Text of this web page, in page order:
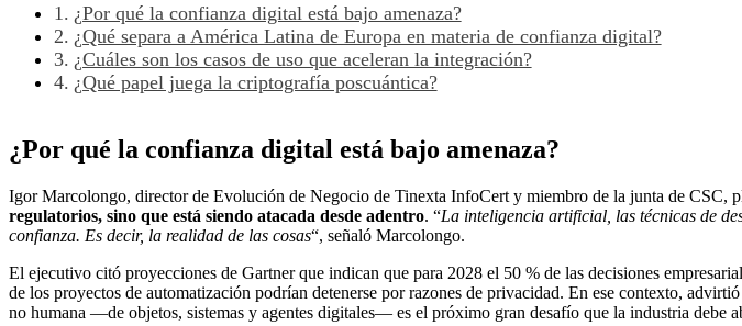
¿Por qué la confianza digital está bajo amenaza?
¿Qué separa a América Latina de Europa en materia de confianza digital?
¿Cuáles son los casos de uso que aceleran la integración?
¿Qué papel juega la criptografía poscuántica?
¿Por qué la confianza digital está bajo amenaza?
Igor Marcolongo, director de Evolución de Negocio de Tinexta InfoCert y miembro de la junta de CSC,
regulatorios, sino que está siendo atacada desde adentro. “La inteligencia artificial, las técnicas de
confianza. Es decir, la realidad de las cosas“, señaló Marcolongo.
El ejecutivo citó proyecciones de Gartner que indican que para 2028 el 50 % de las decisiones
de los proyectos de automatización podrían detenerse por razones de privacidad. En ese contexto,
no humana —de objetos, sistemas y agentes digitales— es el próximo gran desafío que la industria debe